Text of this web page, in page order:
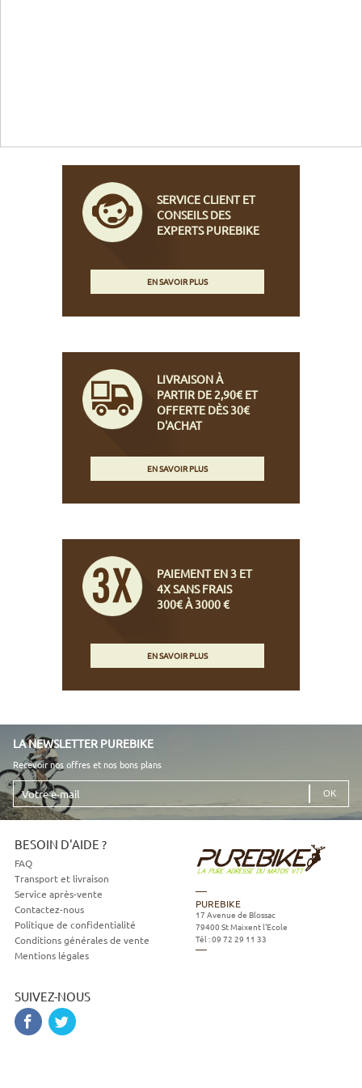
SERVICE CLIENT ET
CONSEILS DES
EXPERTS PUREBIKE
EN SAVOIR PLUS
LIVRAISON À
PARTIR DE 2,90€ ET
OFFERTE DÈS 30€
D'ACHAT
EN SAVOIR PLUS
PAIEMENT EN 3 ET
4X SANS FRAIS
300€ À 3000 €
EN SAVOIR PLUS
LA NEWSLETTER PUREBIKE
Recevoir nos offres et nos bons plans
Votre
e-
mail
BESOIN D'AIDE ?
FAQ
Transport et livraison
Service après-vente
Contactez-nous
Politique de confidentialité
Conditions générales de vente
Mentions légales
SUIVEZ-NOUS
PUREBIKE
17 Avenue de Blossac
79400 St Maixent l'Ecole
Tél :09 72 29 11 33